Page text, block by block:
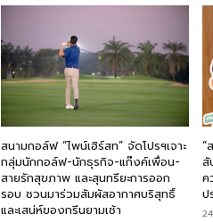
สนามกอล์ฟ “ไพน์เฮิร์สท” จัดโปรฯเจาะ
กลุ่มนักกอล์ฟ-นักธุรกิจ-แก๊งค์เพื่อน-
สายรักสุขภาพ และสุนทรียะการออก
รอบ ชวนมาร่วมสัมผัสอากาศบริสุทธิ์
และเสน่ห์ของกรีนยามเช้า
“
สั
ค
ป